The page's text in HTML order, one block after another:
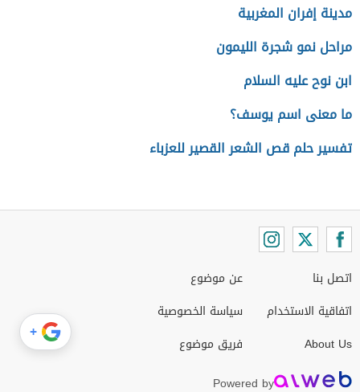
مدينة إفران المغربية
مراحل نمو شجرة الليمون
ابن نوح عليه السلام
ما معنى اسم يوسف؟
تفسير حلم قص الشعر القصير للعزباء
اتصل بنا
اتفاقية الاستخدام
About Us
عن موضوع
سياسة الخصوصية
فريق موضوع
Powered by
+